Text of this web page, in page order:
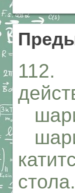
112.
стола.